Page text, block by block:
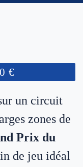
€
un circuit
zones de
Prix du
de jeu idéal